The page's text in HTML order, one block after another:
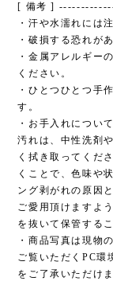
[ 備考 ]
・汗や水濡れには
・破損する恐れが
・金属アレルギー
ください。
・ひとつひとつ手
す。
・お手入れについ
汚れは、中性洗剤
く拭き取ってくだ
くことで、色味や
ング剥がれの原因
ご愛用頂けますよ
を抜いて保管する
・商品写真は現物
ご覧いただくPC環
をご了承いただけ